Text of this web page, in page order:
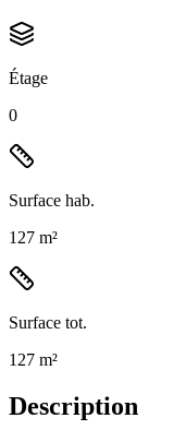
Étage
0
Surface hab.
127 m²
Surface tot.
127 m²
Description